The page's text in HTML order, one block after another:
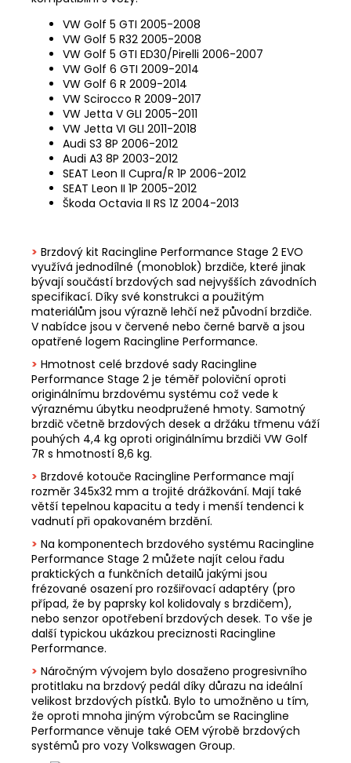
VW Golf 5 GTI 2005-2008
VW Golf 5 R32 2005-2008
VW Golf 5 GTI ED30/Pirelli 2006-2007
VW Golf 6 GTI 2009-2014
VW Golf 6 R 2009-2014
VW Scirocco R 2009-2017
VW Jetta V GLI 2005-2011
VW Jetta VI GLI 2011-2018
Audi S3 8P 2006-2012
Audi A3 8P 2003-2012
SEAT Leon II Cupra/R 1P 2006-2012
SEAT Leon II 1P 2005-2012
Škoda Octavia II RS 1Z 2004-2013
> Brzdový kit Racingline Performance Stage 2 EVO
využívá jednodílné (monoblok) brzdiče, které jinak
bývají součástí brzdových sad nejvyšších závodních
specifikací. Díky své konstrukci a použitým
materiálům jsou výrazně lehčí než původní brzdiče.
V nabídce jsou v červené nebo černé barvě a jsou
opatřené logem Racingline Performance.
> Hmotnost celé brzdové sady Racingline
Performance Stage 2 je téměř poloviční oproti
originálnímu brzdovému systému což vede k
výraznému úbytku neodpružené hmoty. Samotný
brzdič včetně brzdových desek a držáku třmenu váží
pouhých 4,4 kg oproti originálnímu brzdiči VW Golf
7R s hmotností 8,6 kg.
> Brzdové kotouče Racingline Performance mají
rozměr 345x32 mm a trojité drážkování. Mají také
větší tepelnou kapacitu a tedy i menší tendenci k
vadnutí při opakovaném brzdění.
> Na komponentech brzdového systému Racingline
Performance Stage 2 můžete najít celou řadu
praktických a funkčních detailů jakými jsou
frézované osazení pro rozšiřovací adaptéry (pro
případ, že by paprsky kol kolidovaly s brzdičem),
nebo senzor opotřebení brzdových desek. To vše je
další typickou ukázkou preciznosti Racingline
Performance.
> Náročným vývojem bylo dosaženo progresivního
protitlaku na brzdový pedál díky důrazu na ideální
velikost brzdových pístků. Bylo to umožněno u tím,
že oproti mnoha jiným výrobcům se Racingline
Performance věnuje také OEM výrobě brzdových
systémů pro vozy Volkswagen Group.